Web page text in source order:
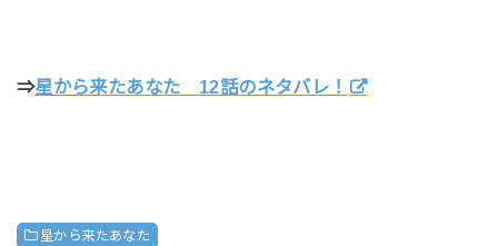
⇒星から来たあなた 12話のネタバレ！
星から来たあなた